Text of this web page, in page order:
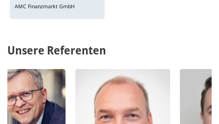
AMC Finanzmarkt GmbH
Unsere Referenten